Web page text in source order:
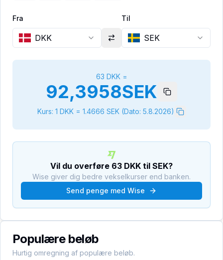
Fra
DKK
Til
SEK
63 DKK=
92,3958SEK
Kurs: 1 DKK= 1.4666 SEK(Dato: 5.8.2026)
Vil du overføre 63 DKK til SEK?
Wise giver dig bedre vekselkurser end banken.
Send penge med Wise
Populære beløb
Hurtig omregning af populære beløb.